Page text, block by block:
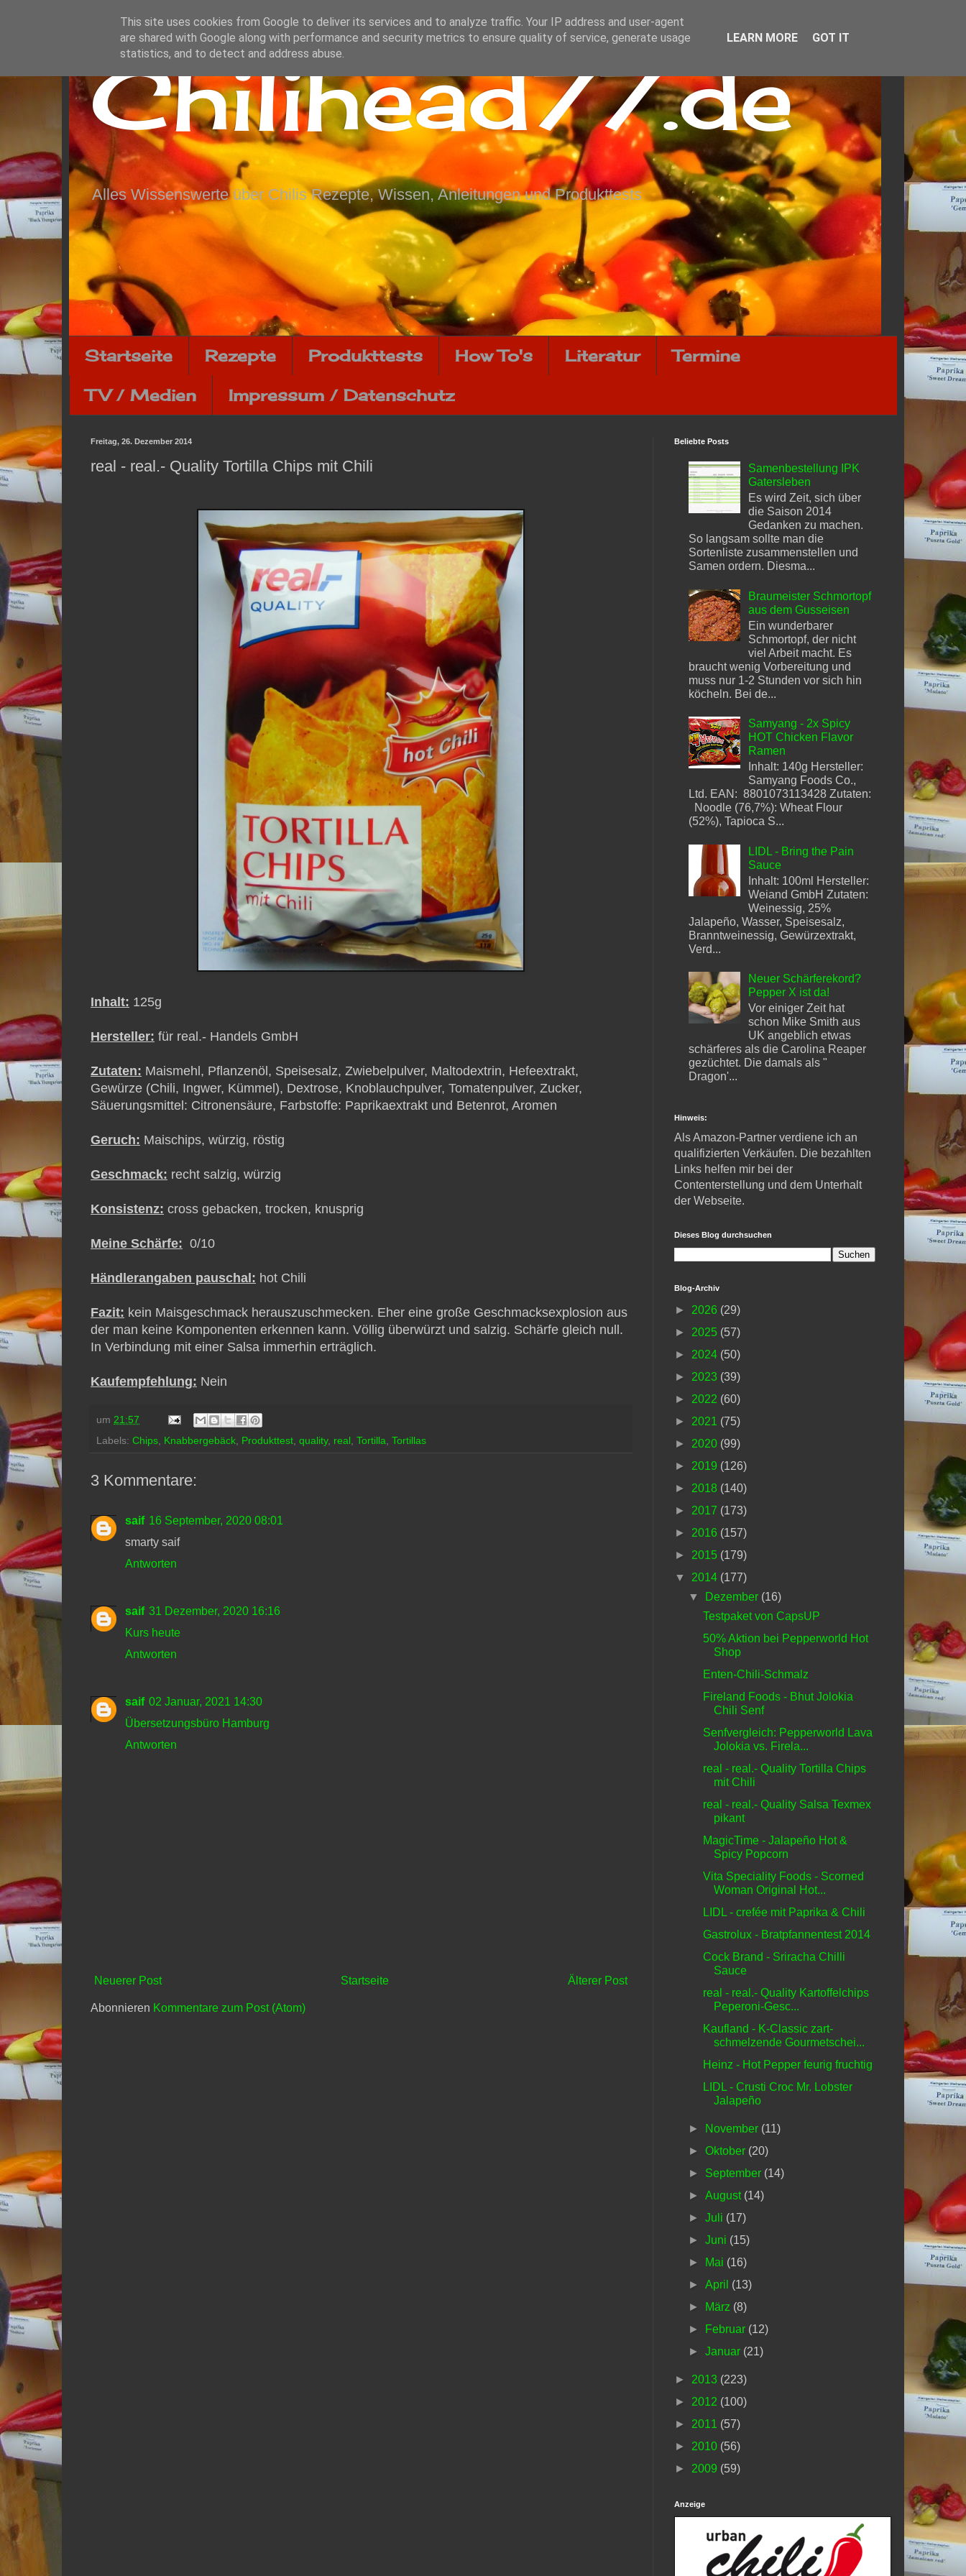
Chilihead77.de
Alles Wissenswerte über Chilis Rezepte, Wissen, Anleitungen und Produkttests
Startseite Rezepte Produkttests How To's Literatur Termine
TV / Medien Impressum / Datenschutz
Freitag, 26. Dezember 2014
real - real.- Quality Tortilla Chips mit Chili
Inhalt: 125g
Hersteller: für real.- Handels GmbH
Zutaten: Maismehl, Pflanzenöl, Speisesalz, Zwiebelpulver, Maltodextrin, Hefeextrakt,
Gewürze (Chili, Ingwer, Kümmel), Dextrose, Knoblauchpulver, Tomatenpulver, Zucker,
Säuerungsmittel: Citronensäure, Farbstoffe: Paprikaextrakt und Betenrot, Aromen
Geruch: Maischips, würzig, röstig
Geschmack: recht salzig, würzig
Konsistenz: cross gebacken, trocken, knusprig
Meine Schärfe: 0/10
Händlerangaben pauschal: hot Chili
Fazit: kein Maisgeschmack herauszuschmecken. Eher eine große Geschmacksexplosion aus
der man keine Komponenten erkennen kann. Völlig überwürzt und salzig. Schärfe gleich null.
In Verbindung mit einer Salsa immerhin erträglich.
Kaufempfehlung: Nein
um 21:57
Labels: Chips Knabbergebäck Produkttest quality, real Tortilla Tortillas
3 Kommentare:
saif 16 September, 2020 08:01
smarty saif
Antworten
saif 31 Dezember, 2020 16:16
Kurs heute
Antworten
saif 02 Januar, 2021 14:30
Übersetzungsbüro Hamburg
Antworten
Neuerer Post Älterer Post
Startseite
Abonnieren Kommentare zum Post (Atom)
Beliebte Posts
Samenbestellung IPK
Gatersleben
Es wird Zeit, sich über
die Saison 2014
Gedanken zu machen.
So langsam sollte man die
Sortenliste zusammenstellen und
Samen ordern. Diesma...
Braumeister Schmortopf
aus dem Gusseisen
Ein wunderbarer
Schmortopf, der nicht
viel Arbeit macht. Es
braucht wenig Vorbereitung und
muss nur 1-2 Stunden vor sich hin
köcheln. Bei de...
Samyang - 2x Spicy
HOT Chicken Flavor
Ramen
Inhalt: 140g Hersteller:
Samyang Foods Co.,
Ltd. EAN: 8801073113428 Zutaten:
Noodle (76,7%): Wheat Flour
(52%), Tapioca S...
LIDL - Bring the Pain
Sauce
Inhalt: 100ml Hersteller:
Weiand GmbH Zutaten:
Weinessig, 25%
Jalapeño, Wasser, Speisesalz,
Branntweinessig, Gewürzextrakt,
Verd...
Neuer Schärferekord?
Pepper X ist da!
Vor einiger Zeit hat
schon Mike Smith aus
UK angeblich etwas
schärferes als die Carolina Reaper
gezüchtet. Die damals als "
Dragon'...
Hinweis:
Als Amazon-Partner verdiene ich an
qualifizierten Verkäufen. Die bezahlten
Links helfen mir bei der
Contenterstellung und dem Unterhalt
der Webseite.
Dieses Blog durchsuchen
Blog-Archiv
► 2026 (29)
► 2025 (57)
► 2024 (50)
► 2023 (39)
► 2022 (60)
► 2021 (75)
► 2020 (99)
► 2019 (126)
► 2018 (140)
► 2017 (173)
► 2016 (157)
► 2015 (179)
▼ 2014 (177)
▼
Dezember (16)
Testpaket von CapsUP
50% Aktion bei Pepperworld Hot
Shop
Enten-Chili-Schmalz
Fireland Foods - Bhut Jolokia
Chili Senf
Senfvergleich: Pepperworld Lava
Jolokia vs. Firela...
real - real.- Quality Tortilla Chips
mit Chili
real - real.- Quality Salsa Texmex
pikant
MagicTime - Jalapeño Hot &
Spicy Popcorn
Vita Speciality Foods - Scorned
Woman Original Hot...
LIDL - crefée mit Paprika & Chili
Gastrolux - Bratpfannentest 2014
Cock Brand - Sriracha Chilli
Sauce
real - real.- Quality Kartoffelchips
Peperoni-Gesc...
Kaufland - K-Classic zart-
schmelzende Gourmetschei...
Heinz - Hot Pepper feurig fruchtig
LIDL - Crusti Croc Mr. Lobster
Jalapeño
► November (11)
►Oktober (20)
► September (14)
►August (14)
►Juli (17)
►Juni (15)
►
Mai (16)
►April (13)
►
März (8)
►
Februar (12)
►Januar (21)
► 2013 (223)
► 2012 (100)
► 2011 (57)
► 2010 (56)
► 2009 (59)
Anzeige
This site uses cookies from Google to deliver its services and to analyze traffic. Your IP address and user-agent
are shared with Google along with performance and security metrics to ensure quality of service, generate usage
statistics, and to detect and address abuse.
LEARN MORE GOT IT